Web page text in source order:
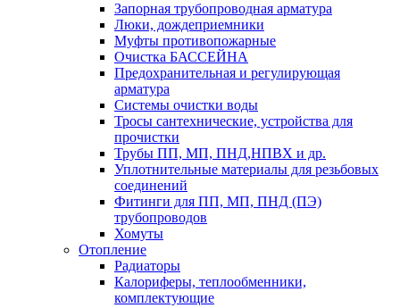
Запорная трубопроводная арматура
Люки, дождеприемники
Муфты противопожарные
Очистка БАССЕЙНА
Предохранительная и регулирующая
арматура
Системы очистки воды
Тросы сантехнические, устройства для
прочистки
Трубы ПП, МП, ПНД,НПВХ и др.
Уплотнительные материалы для резьбовых
соединений
Фитинги для ПП, МП, ПНД (ПЭ)
трубопроводов
Хомуты
Отопление
Радиаторы
Калориферы, теплообменники,
комплектующие